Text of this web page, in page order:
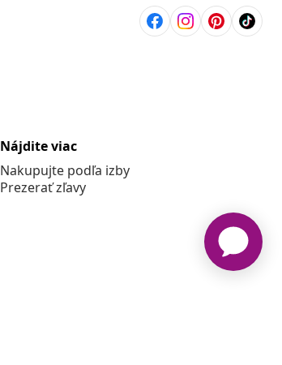
Nájdite viac
Nakupujte podľa izby
Prezerať zľavy